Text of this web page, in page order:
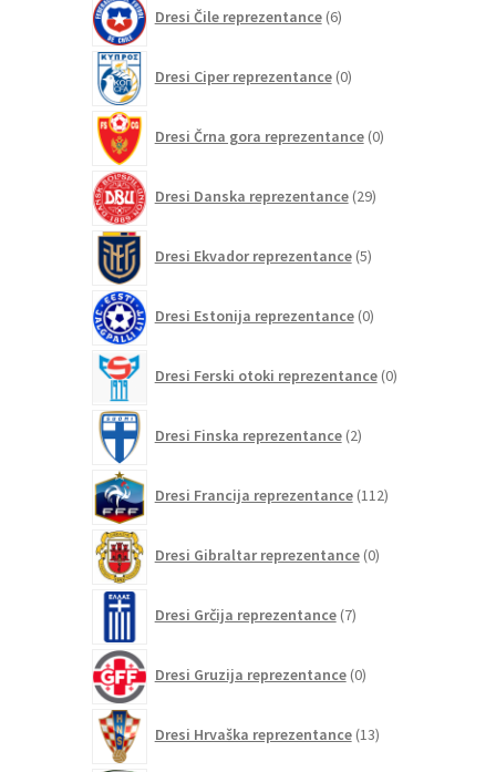
Dresi Čile reprezentance 6izdelkov
Dresi Ciper reprezentance 0izdelkov
Dresi Črna gora reprezentance 0izdelkov
Dresi Danska reprezentance 29izdelkov
Dresi Ekvador reprezentance 5izdelkov
Dresi Estonija reprezentance 0izdelkov
Dresi Ferski otoki reprezentance 0izdelkov
Dresi Finska reprezentance 2izdelka
Dresi Francija reprezentance 112izdelkov
Dresi Gibraltar reprezentance 0izdelkov
Dresi Grčija reprezentance 7izdelkov
Dresi Gruzija reprezentance 0izdelkov
Dresi Hrvaška reprezentance 13izdelkov